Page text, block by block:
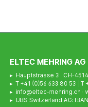
ELTEC MEHRING AG
▸ Hauptstrasse 3 · CH-
▸ T +41 (0)56 633 80 53 | T
▸ info@eltec-mehring.ch ·
▸ UBS Switzerland AG: